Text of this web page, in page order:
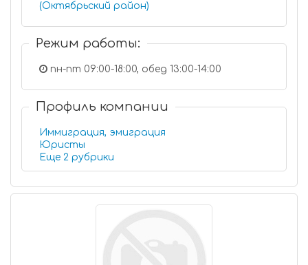
(Октябрьский район)
Режим работы:
пн-пт 09:00-18:00, обед 13:00-14:00
Профиль компании
Иммиграция, эмиграция
Юристы
Еще 2 рубрики